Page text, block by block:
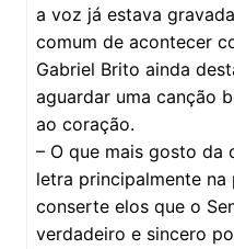
a voz já estava
comum de acontecer
Gabriel Brito ainda
aguardar uma canção
ao coração.
– O que mais gosto da
letra principalmente na
conserte elos que o
verdadeiro e sincero